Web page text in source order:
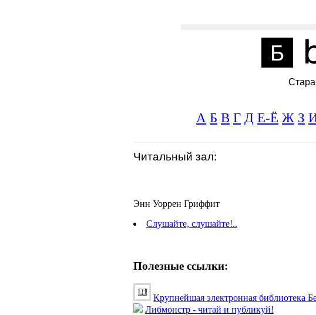
А Б В Г Д Е-Ё Ж З
Читальный зал:
Энн Уоррен Гриффит
Слушайте, слушайте!..
Полезные ссылки:
Крупнейшая электронная библиотека
Либмонстр - читай и публикуй!